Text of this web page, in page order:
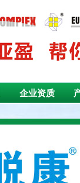
企业资质